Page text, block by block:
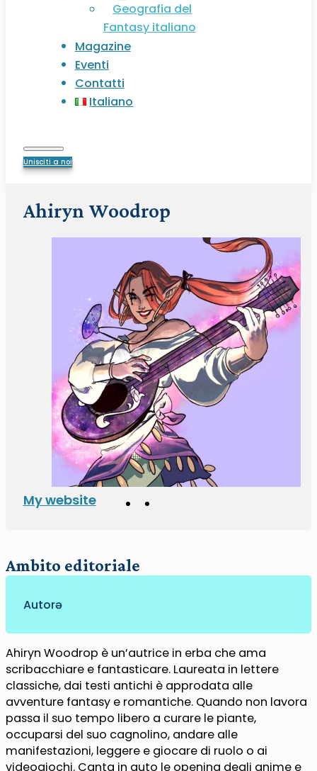
Geografia del
Fantasy italiano
Magazine
Eventi
Contatti
Italiano
Unisciti a noi
Ahiryn Woodrop
My website
Ambito editoriale
Autorə
Ahiryn Woodrop è un’autrice in erba che ama
scribacchiare e fantasticare. Laureata in lettere
classiche, dai testi antichi è approdata alle
avventure fantasy e romantiche. Quando non lavora
passa il suo tempo libero a curare le piante,
occuparsi del suo cagnolino, andare alle
manifestazioni, leggere e giocare di ruolo o ai
videogiochi. Canta in auto le opening degli anime e